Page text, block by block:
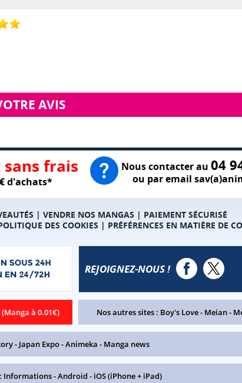
AVIS
sans frais
d'achats*
Nous contacter au 04
ou par email
| VENDRE NOS MANGAS | PAIEMENT SÉCURISÉ
DES COOKIES | PRÉFÉRENCES EN MATIÈRE DE
(Manga à 0.01€)
REJOIGNEZ-NOUS !
Nos autres sites : Boy's Love- Meian-
- Japan Expo-Animeka - Manga news
Informations-Android - iOS (iPhone + iPad)